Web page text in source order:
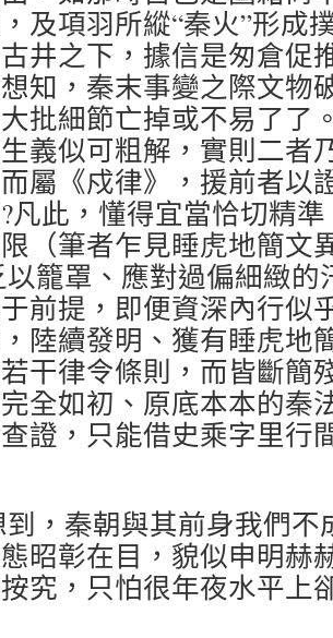
及項羽所縱“秦火”形成
井之下，據信是匆倉促
知，秦末事變之際文物
批細節亡掉或不易了了
義似可粗解，實則二者
而屬《戍律》，援前者以
凡此，懂得宜當恰切精
（筆者乍見睡虎地簡文
以籠罩、應對過偏細緻
前提，即便資深內行似
陸續發明、獲有睡虎地
干律令條則，而皆斷簡
全如初、原底本本的秦
證，只能借史乘字里行
到，秦朝與其前身我們
昭彰在目，貌似申明赫
究，只怕很年夜水平上